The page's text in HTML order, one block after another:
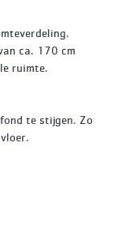
ca. 170 cm
ruimte.
te stijgen. Zo